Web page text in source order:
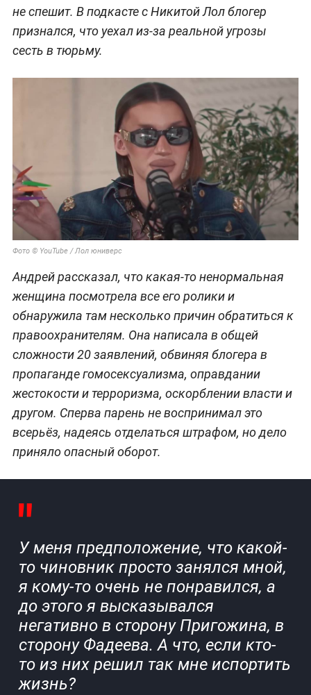
не спешит. В подкасте с Никитой Лол блогер
признался, что уехал из-за реальной угрозы
сесть в тюрьму.
Фото © YouTube / Лол юниверс
Андрей рассказал, что какая-то ненормальная
женщина посмотрела все его ролики и
обнаружила там несколько причин обратиться к
правоохранителям. Она написала в общей
сложности 20 заявлений, обвиняя блогера в
пропаганде гомосексуализма, оправдании
жестокости и терроризма, оскорблении власти и
другом. Сперва парень не воспринимал это
всерьёз, надеясь отделаться штрафом, но дело
приняло опасный оборот.
У меня предположение, что какой-
то чиновник просто занялся мной,
я кому-то очень не понравился, а
до этого я высказывался
негативно в сторону Пригожина, в
сторону Фадеева. А что, если кто-
то из них решил так мне испортить
жизнь?